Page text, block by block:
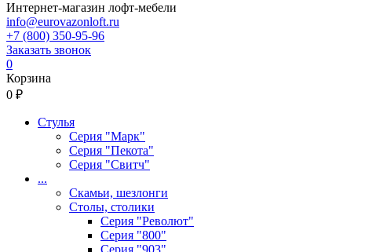
Интернет-магазин лофт-мебели
info@eurovazonloft.ru
+7 (800) 350-95-96
Заказать звонок
0
Корзина
0 ₽
Стулья
Серия "Марк"
Серия "Пекота"
Серия "Свитч"
...
Скамьи, шезлонги
Столы, столики
Серия "Револют"
Серия "800"
Серия "903"